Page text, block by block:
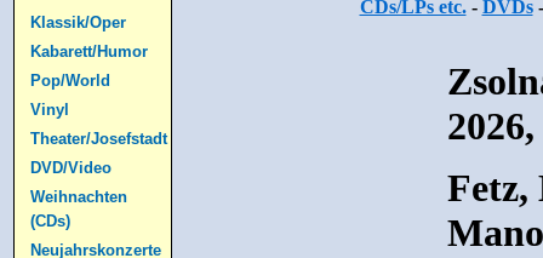
Klassik/Oper
Kabarett/Humor
Pop/World
Vinyl
Theater/Josefstadt
DVD/Video
Weihnachten
(CDs)
Neujahrskonzerte
CDs/LPs etc.- DVDs
Fetz,